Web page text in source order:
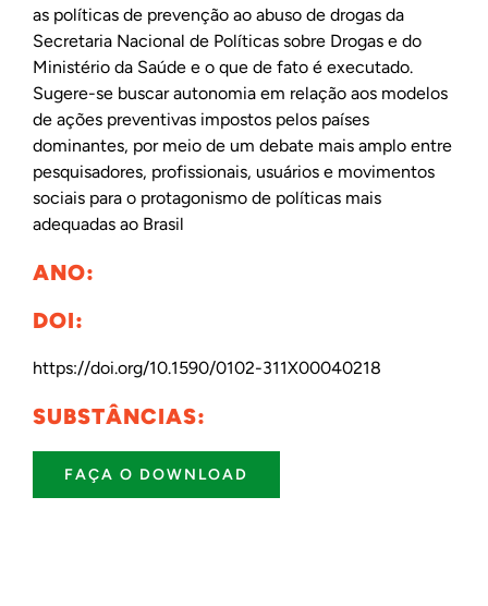
as políticas de prevenção ao abuso de drogas da
Secretaria Nacional de Políticas sobre Drogas e do
Ministério da Saúde e o que de fato é executado.
Sugere-se buscar autonomia em relação aos modelos
de ações preventivas impostos pelos países
dominantes, por meio de um debate mais amplo entre
pesquisadores, profissionais, usuários e movimentos
sociais para o protagonismo de políticas mais
adequadas ao Brasil
ANO:
DOI:
https://doi.org/10.1590/0102-311X00040218
SUBSTÂNCIAS:
FAÇA O DOWNLOAD